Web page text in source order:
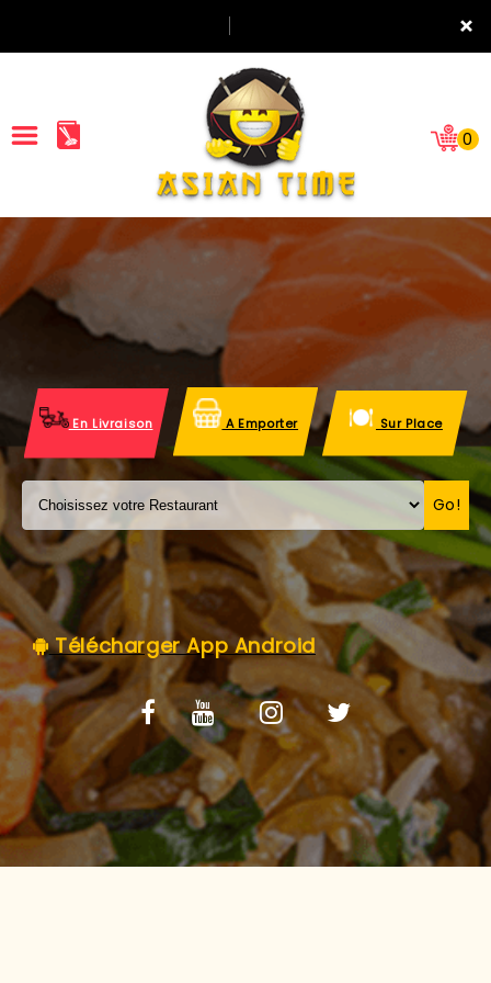
×
ACCUEIL
LA CARTE
VOS AVIS
MENTIONS LÉGALES
C.G.V
0
En Livraison A Emporter Sur Place
Go!
Télécharger App Android